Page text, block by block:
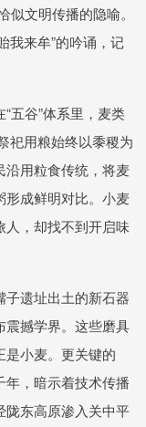
似文明传播的隐喻。
我来牟”的吟诵，记
五谷”体系里，麦类
祀用粮始终以黍稷为
沿用粒食传统，将麦
形成鲜明对比。小麦
人，却找不到开启味
遗址出土的新石器
震撼学界。这些磨具
是小麦。更关键的
年，暗示着技术传播
陇东高原渗入关中平